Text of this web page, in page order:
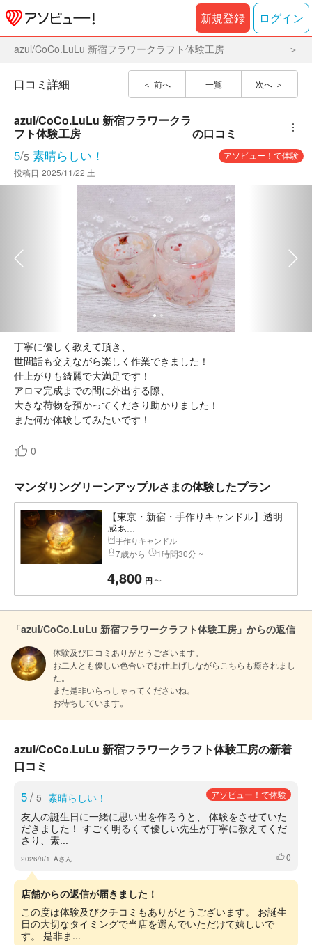
新規登録 ログイン
azul/CoCo.LuLu 新宿フラワークラフト体験工房
前へ 一覧 次へ
口コミ詳細
azul/CoCo.LuLu 新宿フラワークラ
フト体験工房
の口コミ ︙
5/5 素晴らしい！
アソビュー！で体験
投稿日 2025/11/22 土
丁寧に優しく教えて頂き、
世間話も交えながら楽しく作業できました！
仕上がりも綺麗で大満足です！
アロマ完成までの間に外出する際、
大きな荷物を預かってくださり助かりました！
また何か体験してみたいです！
0
マンダリングリーンアップルさまの体験したプラン
【東京・新宿・手作りキャンドル】透明
感あ...
手作りキャンドル
7歳から 1時間30分 ~
4,800 円 〜
「azul/CoCo.LuLu 新宿フラワークラフト体験工房」からの返信
体験及び口コミありがとうございます。
お二人とも優しい色合いでお仕上げしながらこちらも癒されまし
た。
また是非いらっしゃってくださいね。
お待ちしています。
azul/CoCo.LuLu 新宿フラワークラフト体験工房の新着
口コミ
5/ 5 素晴らしい！ アソビュー！で体験
友人の誕生日に一緒に思い出を作ろうと、 体験をさせていた
だきました！ すごく明るくて優しい先生が丁寧に教えてくだ
さり、素...
2026/8/1 Aさん いいね
0
店舗からの返信が届きました！
この度は体験及びクチコミもありがとうございます。 お誕生
日の大切なタイミングで当店を選んでいただけて嬉しいで
す。 是非ま...